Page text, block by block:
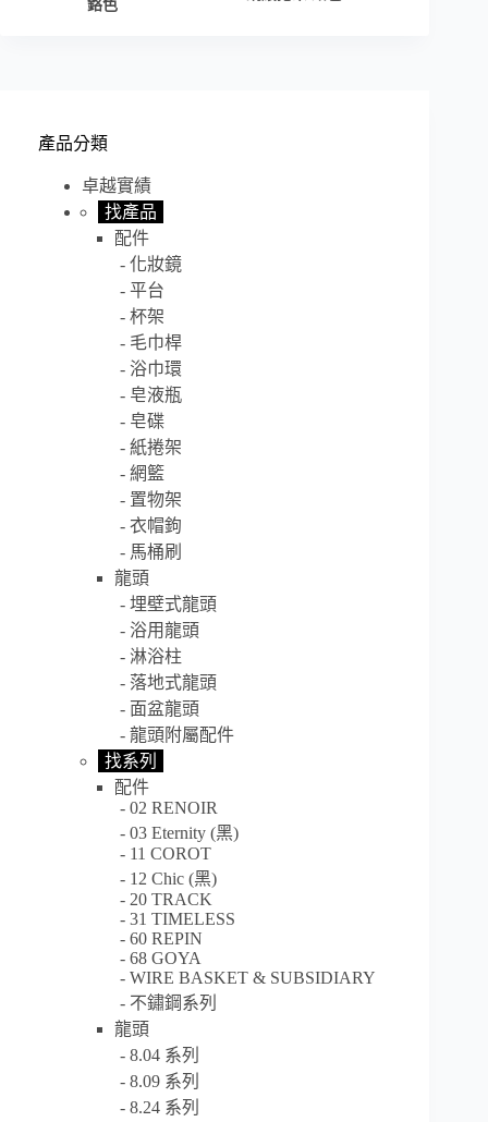
鉻色
產品分類
卓越實績
找產品
配件
化妝鏡
平台
杯架
毛巾桿
浴巾環
皂液瓶
皂碟
紙捲架
網籃
置物架
衣帽鉤
馬桶刷
龍頭
埋壁式龍頭
浴用龍頭
淋浴柱
落地式龍頭
面盆龍頭
龍頭附屬配件
找系列
配件
02 RENOIR
03 Eternity (黑)
11 COROT
12 Chic (黑)
20 TRACK
31 TIMELESS
60 REPIN
68 GOYA
WIRE BASKET & SUBSIDIARY
不鏽鋼系列
龍頭
8.04 系列
8.09 系列
8.24 系列